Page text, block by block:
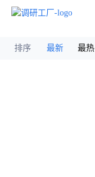
排序 最新 最热